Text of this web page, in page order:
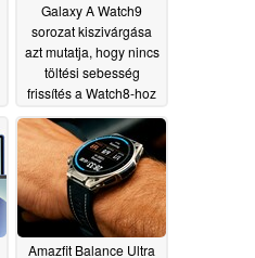
Galaxy A Watch9
sorozat kiszivárgása
azt mutatja, hogy nincs
töltési sebesség
frissítés a Watch8-hoz
képest06/07/2026
Amazfit Balance Ultra